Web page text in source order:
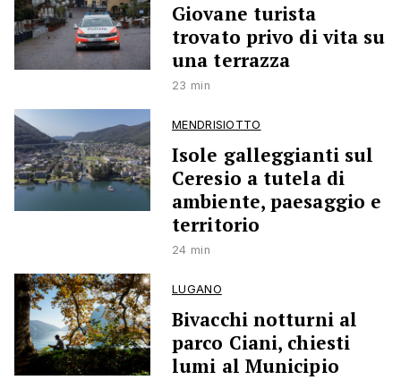
Giovane turista
trovato privo di vita su
una terrazza
23 min
MENDRISIOTTO
Isole galleggianti sul
Ceresio a tutela di
ambiente, paesaggio e
territorio
24 min
LUGANO
Bivacchi notturni al
parco Ciani, chiesti
lumi al Municipio